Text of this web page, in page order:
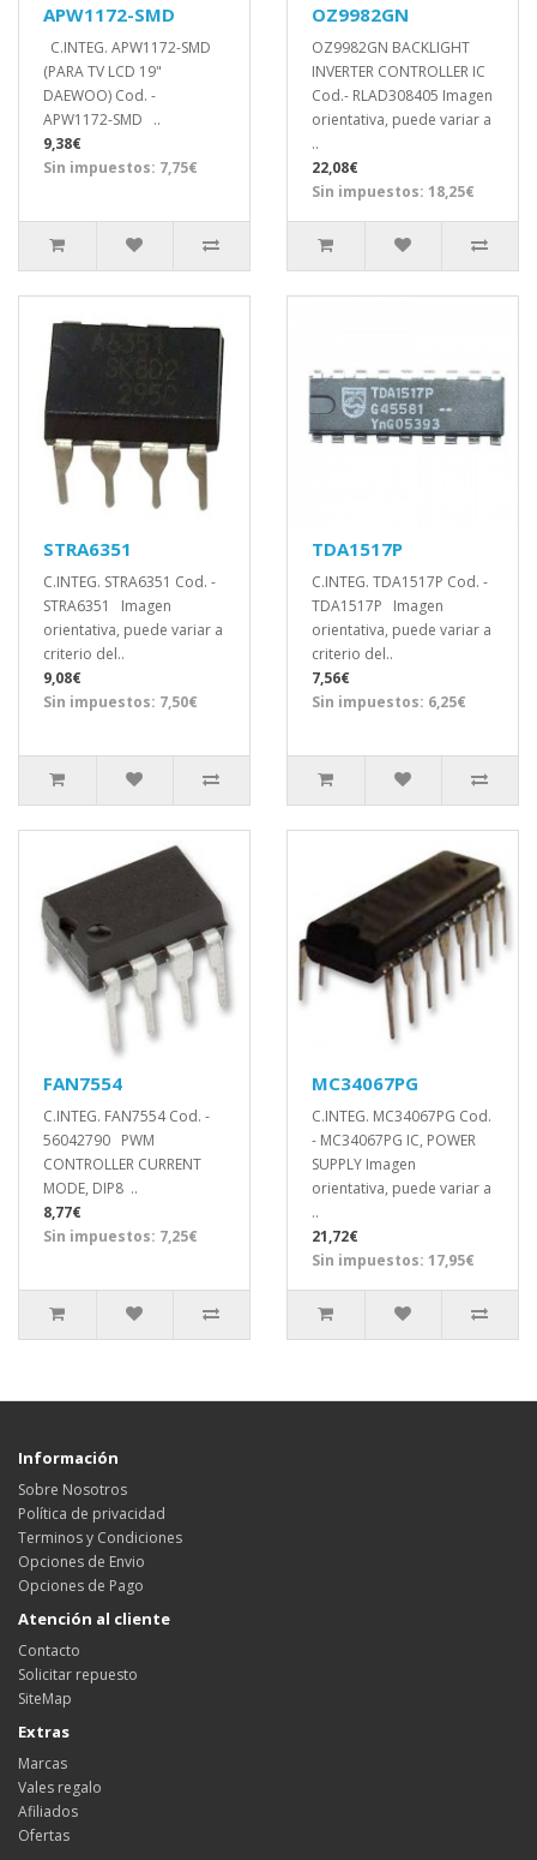
APW1172-SMD
C.INTEG. APW1172-SMD
(PARA TV LCD 19"
DAEWOO) Cod. -
APW1172-SMD ..
9,38€
Sin impuestos: 7,75€
OZ9982GN
OZ9982GN BACKLIGHT
INVERTER CONTROLLER IC
Cod.- RLAD308405 Imagen
orientativa, puede variar a
..
22,08€
Sin impuestos: 18,25€
STRA6351
C.INTEG. STRA6351 Cod. -
STRA6351 Imagen
orientativa, puede variar a
criterio del..
9,08€
Sin impuestos: 7,50€
TDA1517P
C.INTEG. TDA1517P Cod. -
TDA1517P Imagen
orientativa, puede variar a
criterio del..
7,56€
Sin impuestos: 6,25€
FAN7554
C.INTEG. FAN7554 Cod. -
56042790 PWM
CONTROLLER CURRENT
MODE, DIP8 ..
8,77€
Sin impuestos: 7,25€
MC34067PG
C.INTEG. MC34067PG Cod.
- MC34067PG IC, POWER
SUPPLY Imagen
orientativa, puede variar a
..
21,72€
Sin impuestos: 17,95€
Información
Sobre Nosotros
Política de privacidad
Terminos y Condiciones
Opciones de Envio
Opciones de Pago
Atención al cliente
Contacto
Solicitar repuesto
SiteMap
Extras
Marcas
Vales regalo
Afiliados
Ofertas